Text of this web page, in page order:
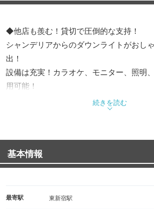
◆他店も羨む！貸切で圧倒的な支持！
シャンデリアからのダウンライトがおし
出！
設備は充実！カラオケ、モニター、照明
用可能！
VIP個室も完備しており、少人数の誕生日
ング2次会まで様々なシーンに最適♪
シェフが素材味を生かし、丁寧かつ個性
イタリアンフュージョン料理と
続きを読む
基本情報
最寄駅 東新宿駅